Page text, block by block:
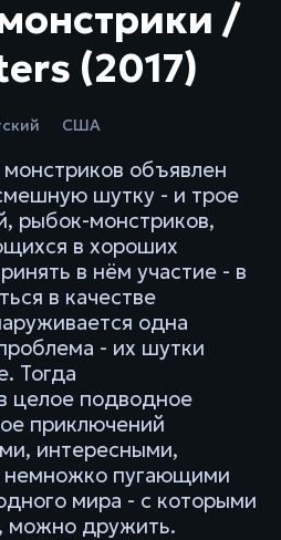
/
(2017)
США
объявлен
шутку - и трое
рыбок-монстриков,
в хороших
в нём участие - в
в качестве
одна
- их шутки
Тогда
целое подводное
приключений
интересными,
немножко пугающими
мира - с которыми
можно дружить.